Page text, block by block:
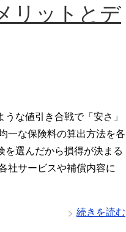
リットとデ
な値引き合戦で「安さ」
一な保険料の算出方法を各
を選んだから損得が決まる
社サービスや補償内容に
続きを読む